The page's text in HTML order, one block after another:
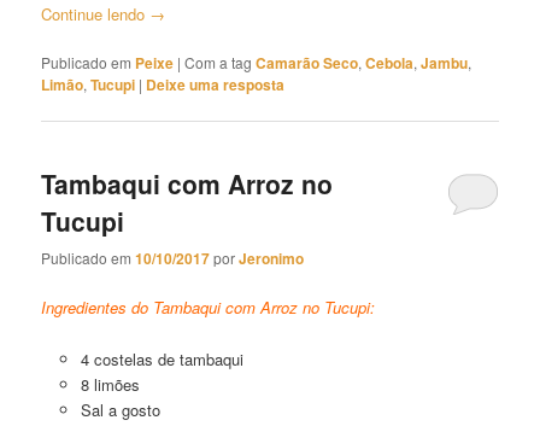
Continue lendo →
Publicado em Peixe |Com a tagCamarão Seco,Cebola,Jambu,
Limão,Tucupi | Deixe uma resposta
Tambaqui com Arroz no
Tucupi
Publicado em10/10/2017porJeronimo
Ingredientes do Tambaqui com Arroz no Tucupi:
4 costelas de tambaqui
8 limões
Sal a gosto